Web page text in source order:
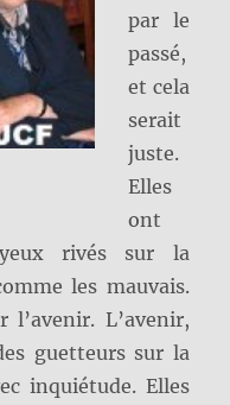
par le
passé,
et cela
serait
juste.
Elles
ont
rivés sur la
les mauvais.
L’avenir,
guetteurs sur la
inquiétude. Elles